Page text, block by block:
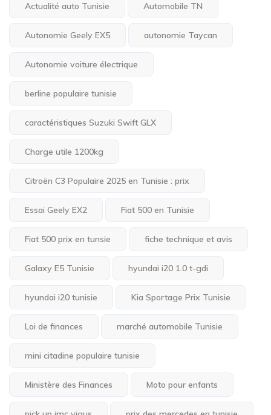
Actualité auto Tunisie Automobile TN
Autonomie Geely EX5 autonomie Taycan
Autonomie voiture électrique
berline populaire tunisie
caractéristiques Suzuki Swift GLX
Charge utile 1200kg
Citroën C3 Populaire 2025 en Tunisie : prix
Essai Geely EX2 Fiat 500 en Tunisie
Fiat 500 prix en tunsie fiche technique et avis
Galaxy E5 Tunisie hyundai i20 1.0 t-gdi
hyundai i20 tunisie Kia Sportage Prix Tunisie
Loi de finances marché automobile Tunisie
mini citadine populaire tunisie
Ministère des Finances Moto pour enfants